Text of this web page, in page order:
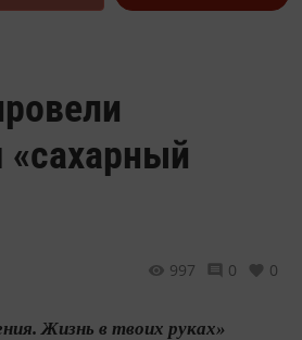
«сахарный
997 0 0
Жизнь в твоих руках»